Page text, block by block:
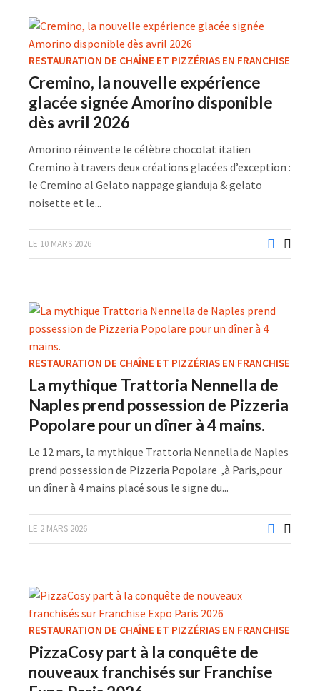
RESTAURATION DE CHAÎNE ET PIZZÉRIAS EN FRANCHISE
Cremino, la nouvelle expérience
glacée signée Amorino disponible
dès avril 2026
Amorino réinvente le célèbre chocolat italien
Cremino à travers deux créations glacées d’exception :
le Cremino al Gelato nappage gianduja & gelato
noisette et le...
LE 10 MARS 2026
RESTAURATION DE CHAÎNE ET PIZZÉRIAS EN FRANCHISE
La mythique Trattoria Nennella de
Naples prend possession de Pizzeria
Popolare pour un dîner à 4 mains.
Le 12 mars, la mythique Trattoria Nennella de Naples
prend possession de Pizzeria Popolare ,à Paris,pour
un dîner à 4 mains placé sous le signe du...
LE 2 MARS 2026
RESTAURATION DE CHAÎNE ET PIZZÉRIAS EN FRANCHISE
PizzaCosy part à la conquête de
nouveaux franchisés sur Franchise